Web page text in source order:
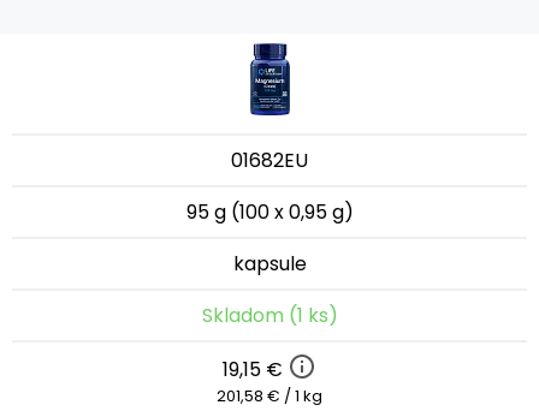
01682EU
95 g (100 x 0,95 g)
kapsule
Skladom (1 ks)
19,15 €
201,58 € / 1 kg